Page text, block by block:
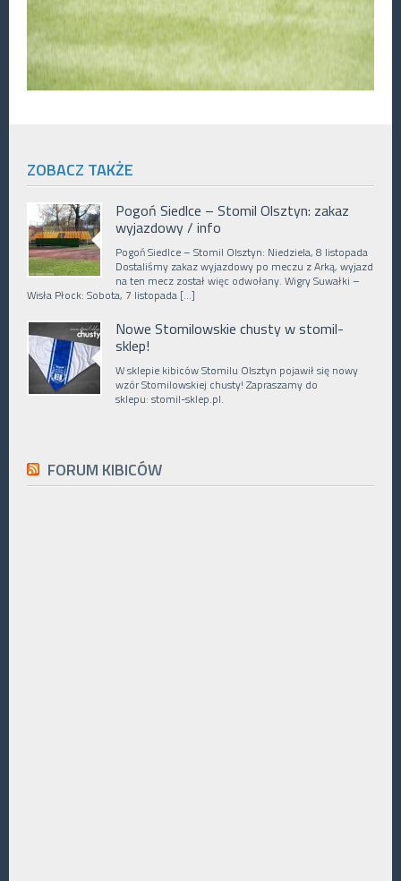
ZOBACZ TAKŻE
Pogoń Siedlce – Stomil Olsztyn: zakaz
wyjazdowy / info
Pogoń Siedlce – Stomil Olsztyn: Niedziela, 8 listopada
Dostaliśmy zakaz wyjazdowy po meczu z Arką, wyjazd
na ten mecz został więc odwołany. Wigry Suwałki –
Wisła Płock: Sobota, 7 listopada […]
Nowe Stomilowskie chusty w stomil-
sklep!
W sklepie kibiców Stomilu Olsztyn pojawił się nowy
wzór Stomilowskiej chusty! Zapraszamy do
sklepu: stomil-sklep.pl.
FORUM KIBICÓW